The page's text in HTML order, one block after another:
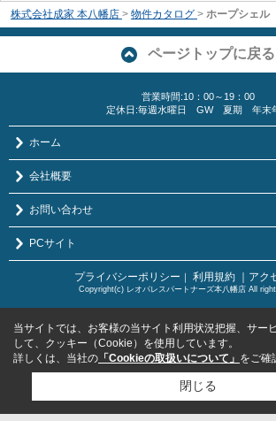
株式会社成家 本八幡店 > 物件カタログ > ホープシェル
ページトップに戻る
営業時間:10：00～19：00
定休日:毎週水曜日 GW 夏期 年末
ホーム
会社概要
お問い合わせ
PCサイト
プライバシーポリシー 利用規約 ｜アク
Copyright(c) レオパレスパートナーズ本八幡店 All
当サイトでは、お客様の当サイト利用状況把握、サー
して、クッキー（Cookie）を使用しています。
詳しくは、当社の 「Cookieの取扱いについて」 をご確
閉じる